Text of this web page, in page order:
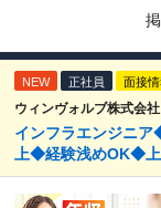
NEW 正社員 面接
ウィンヴォルブ株式会社
インフラエンジニ
上◆経験浅めOK◆